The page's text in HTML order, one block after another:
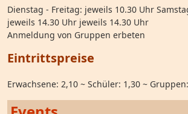
Dienstag - Freitag: jeweils 10.30 Uhr
jeweils 14.30 Uhr jeweils 14.30 Uhr
Anmeldung von Gruppen erbeten
Eintrittspreise
Erwachsene: 2,10 ~ Schüler: 1,30 ~